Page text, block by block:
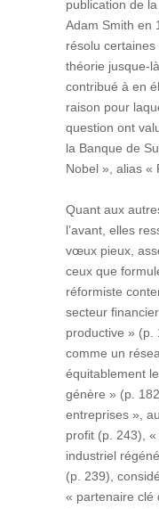
publication de la
Adam Smith en
résolu
théorie jusque-
contribué à en
raison pour
question ont
la Banque de
Nobel », alias «
Quant aux
l’avant, elles
vœux pieux,
ceux que
réformiste
secteur
productive » (p.
comme un
équitablement
génère » (p.
entreprises »,
profit (p. 243),
industriel
(p. 239),
« partenaire clé